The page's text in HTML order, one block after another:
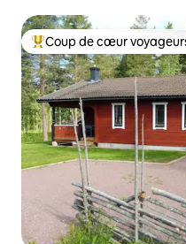
Coups de cœur voyageurs
Coup de cœur